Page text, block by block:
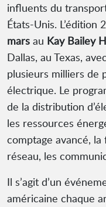
influents du
États-Unis. L’édition
mars au Kay Bailey
Dallas, au Texas,
plusieurs milliers de
électrique. Le
de la distribution
les ressources
comptage avancé,
réseau, les
Il s’agit d’un
américaine chaque